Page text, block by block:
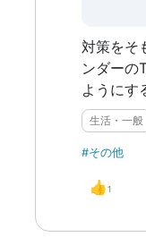
対策をそ
ンダーの
ようにす
るところ
貼って、
言っても
よいと思
生活・一般
#その他
👍1